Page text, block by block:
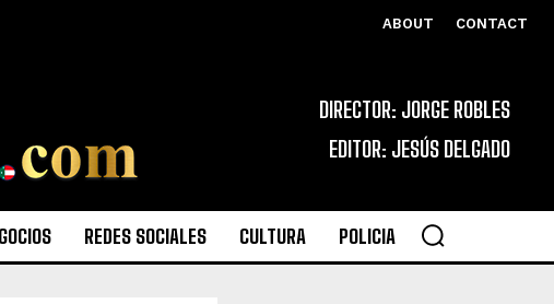
ABOUT CONTACT
DIRECTOR: JORGE ROBLES
EDITOR: JESÚS DELGADO
REDES SOCIALES CULTURA POLICIA